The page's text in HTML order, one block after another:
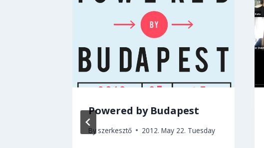
Powered by Budapest
By szerkesztő 2012. May 22. Tuesday